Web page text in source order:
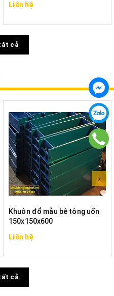
Liên hệ
cả
Khuôn đổ mẫu bê tông uốn
150x150x600
Liên hệ
cả